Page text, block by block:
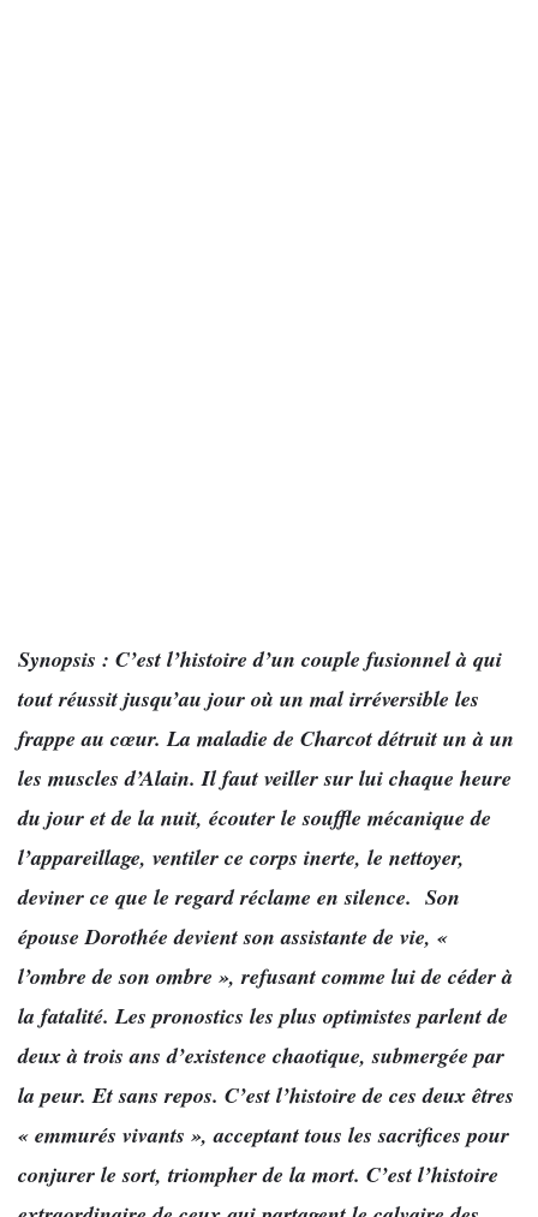
Synopsis : C’est l’histoire d’un couple fusionnel à qui
tout réussit jusqu’au jour où un mal irréversible les
frappe au cœur. La maladie de Charcot détruit un à un
les muscles d’Alain.Il faut veiller sur lui chaque heure
du jour et de la nuit, écouter le souffle mécanique de
l’appareillage, ventiler ce corps inerte, le nettoyer,
deviner ce que le regard réclame en silence. Son
épouse Dorothéedevient son assistante de vie, «
l’ombre de son ombre », refusant comme lui de céder à
la fatalité. Les pronostics les plus optimistes parlent de
deux à trois ans d’existence chaotique, submergée par
la peur. Et sans repos. C’est l’histoire de ces deux êtres
« emmurés vivants », acceptant tous les sacrifices pour
conjurer le sort, triompher de la mort. C’est l’histoire